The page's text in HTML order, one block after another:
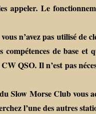
appeler. Le
n’avez pas utilisé de
de base et
QSO. Il n’est pas
Slow Morse Club vous
l’une des autres